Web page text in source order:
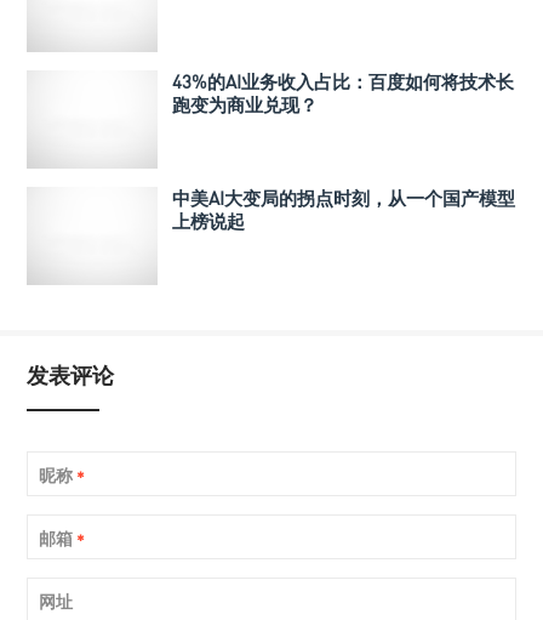
43%的AI业务收入占比：百度如何将技术长
跑变为商业兑现？
中美AI大变局的拐点时刻，从一个国产模型
上榜说起
发表评论
昵称 *
邮箱 *
网址